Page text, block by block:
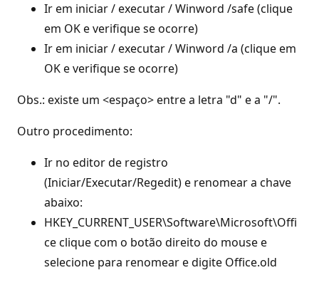
Ir em iniciar / executar / Winword /safe (clique
em OK e verifique se ocorre)
Ir em iniciar / executar / Winword /a (clique em
OK e verifique se ocorre)
Obs.: existe um <espaço> entre a letra "d" e a "/".
Outro procedimento:
Ir no editor de registro
(Iniciar/Executar/Regedit) e renomear a chave
abaixo:
HKEY_CURRENT_USER\Software\Microsoft\Offi
ce clique com o botão direito do mouse e
selecione para renomear e digite Office.old